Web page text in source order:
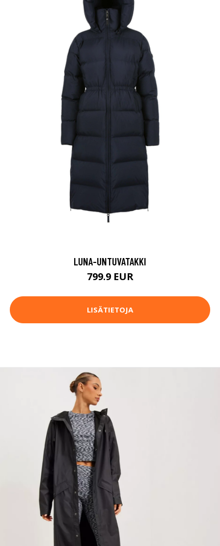
LUNA-UNTUVATAKKI
799.9 EUR
LISÄTIETOJA